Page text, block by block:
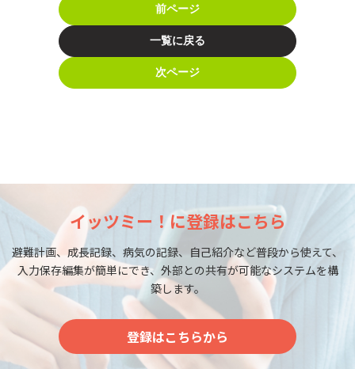
前ページ
一覧に戻る
次ページ
イッツミー！に登録はこちら
避難計画、成長記録、病気の記録、自己紹介など普段から使えて、
入力保存編集が簡単にでき、外部との共有が可能なシステムを構
築します。
登録はこちらから